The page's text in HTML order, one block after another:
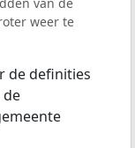
weer te
de definities
de